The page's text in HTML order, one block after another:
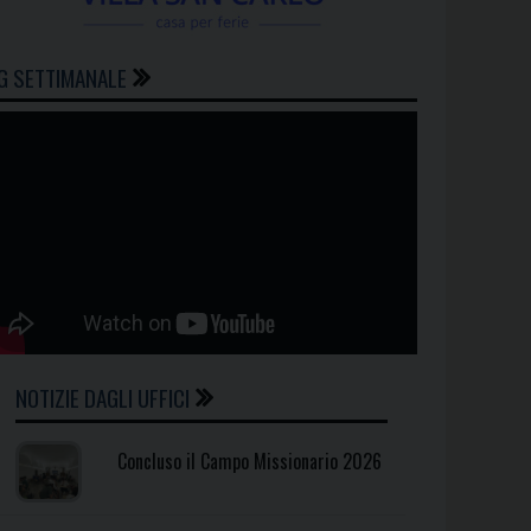
SETTIMANALE
NOTIZIE DAGLI UFFICI
Concluso il Campo Missionario 2026